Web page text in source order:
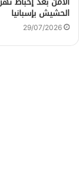
الحشيش بإسبانيا
29/07/2026